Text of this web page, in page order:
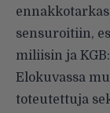
sensuroitiin,
miliisin ja
Elokuvassa
toteutettuja